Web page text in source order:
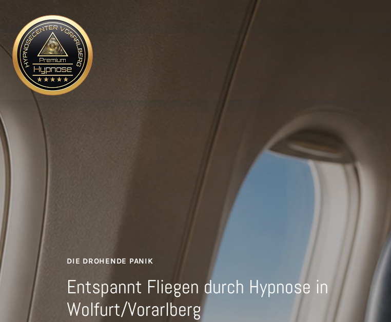
DIE DROHENDE PANIK
Entspannt Fliegen durch Hypnose in
Wolfurt/Vorarlberg